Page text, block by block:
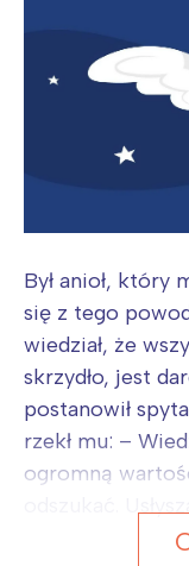
Był anioł, który
się z tego
wiedział, że
skrzydło, jest
postanowił
rzekł mu: –
ogromną